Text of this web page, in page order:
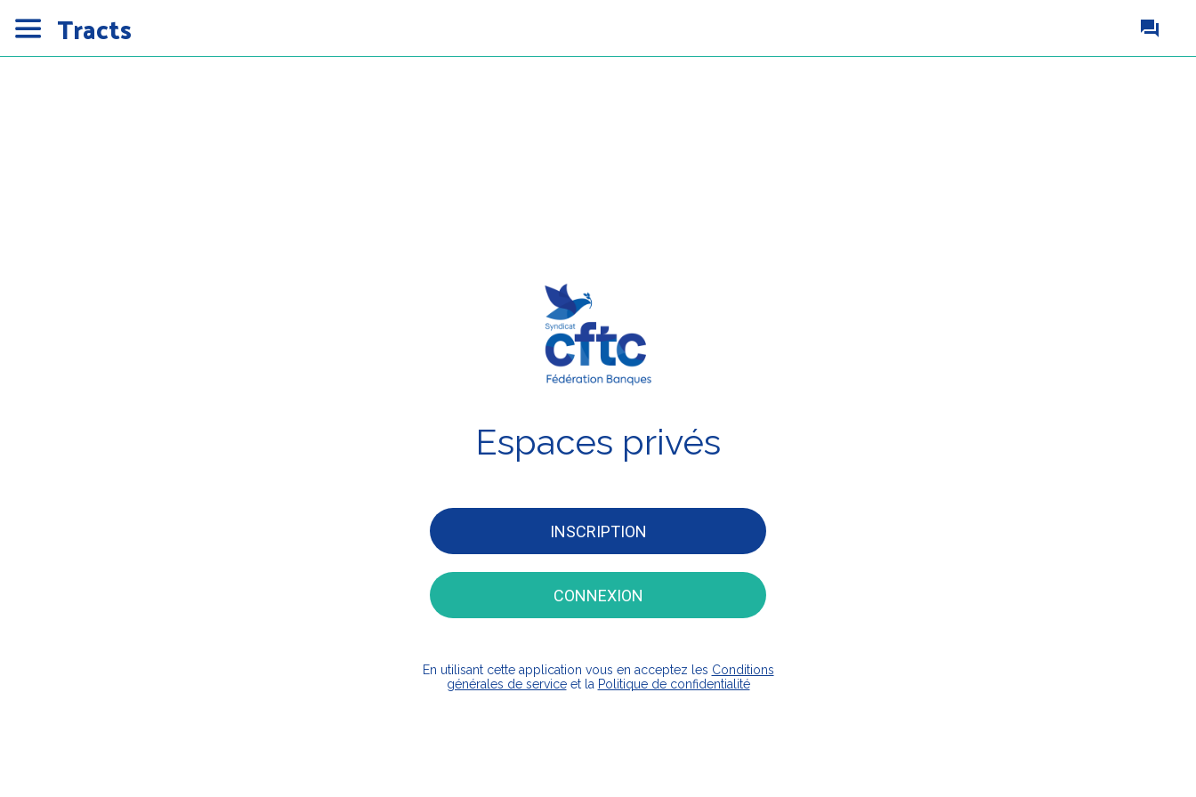
Tracts
Espaces privés
INSCRIPTION
CONNEXION
En utilisant cette application vous en acceptez les Conditions
générales de serviceet la Politique de confidentialité